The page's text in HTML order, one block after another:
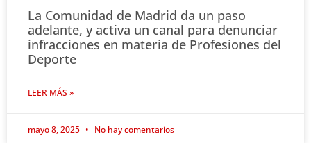
La Comunidad de Madrid da un paso
adelante, y activa un canal para denunciar
infracciones en materia de Profesiones del
Deporte
LEER MÁS »
mayo 8, 2025 No hay comentarios